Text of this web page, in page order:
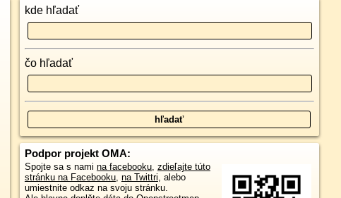
kde hľadať
čo hľadať
Podpor projekt OMA:
Spojte sa s nami na facebooku, zdieľajte túto
stránku na Facebooku, na Twittri, alebo
umiestnite odkaz na svoju stránku.